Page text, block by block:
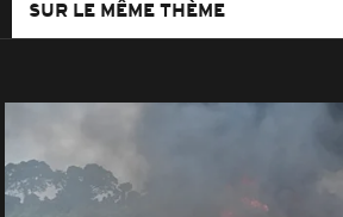
SUR LE MÊME THÈME